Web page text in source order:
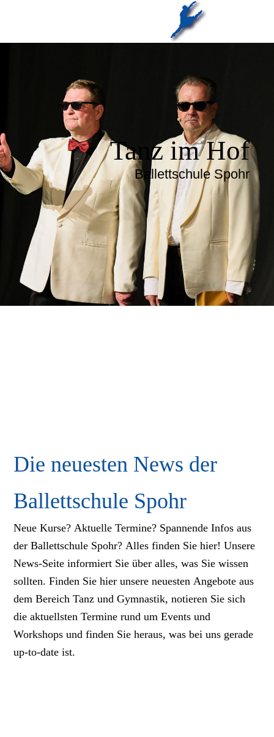
Tanz im Hof
Ballettschule Spohr
Die neuesten News der
Ballettschule Spohr
Neue Kurse? Aktuelle Termine? Spannende Infos aus
der Ballettschule Spohr? Alles finden Sie hier! Unsere
News-Seite informiert Sie über alles, was Sie wissen
sollten. Finden Sie hier unsere neuesten Angebote aus
dem Bereich Tanz und Gymnastik, notieren Sie sich
die aktuellsten Termine rund um Events und
Workshops und finden Sie heraus, was bei uns gerade
up-to-date ist.